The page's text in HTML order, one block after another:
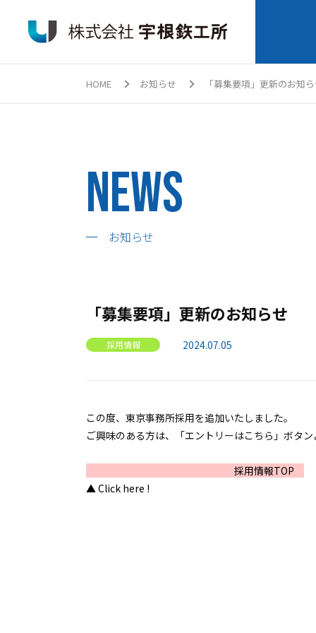
HOME お知らせ 「募集要項」更新のお知
News
お知らせ
「募集要項」更新のお知らせ
採用情報 2024.07.05
この度、東京事務所採用を追加いたしました。
ご興味のある方は、「エントリーはこちら」ボタ
採用情報TOP
▲ Click here !